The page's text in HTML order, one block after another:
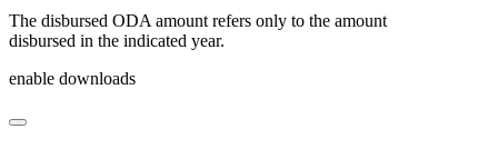
The disbursed ODA amount refers only to the amount
disbursed in the indicated year.
enable downloads